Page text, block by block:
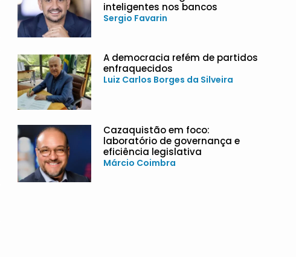
inteligentes nos bancos
Sergio Favarin
A democracia refém de partidos
enfraquecidos
Luiz Carlos Borges da Silveira
Cazaquistão em foco:
laboratório de governança e
eficiência legislativa
Márcio Coimbra